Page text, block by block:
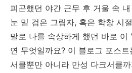
피곤했던 야간 근무 후 거울 속
눈 밑 검은 그림자, 혹은 학창 시
말로 나를 속상하게 했던 바로
연 무엇일까요? 이 블로그 포스
서클뿐만 아니라 만성 다크서클